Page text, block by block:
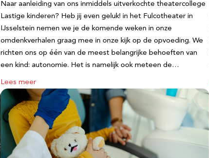
Naar aanleiding van ons inmiddels uitverkochte theatercollege
Lastige kinderen? Heb jij even geluk! in het Fulcotheater in
IJsselstein nemen we je de komende weken in onze
omdenkverhalen graag mee in onze kijk op de opvoeding. We
richten ons op één van de meest belangrijke behoeften van
een kind: autonomie. Het is namelijk ook meteen de…
Lees meer